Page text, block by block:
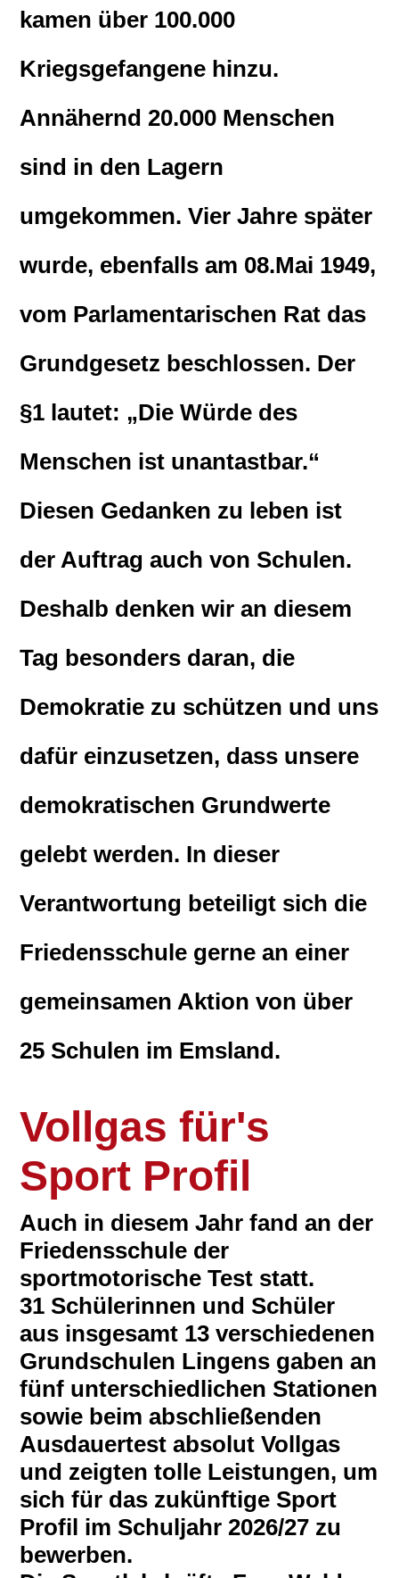
kamen über 100.000
Kriegsgefangene hinzu.
Annähernd 20.000 Menschen
sind in den Lagern
umgekommen. Vier Jahre später
wurde, ebenfalls am 08.Mai 1949,
vom Parlamentarischen Rat das
Grundgesetz beschlossen. Der
§1 lautet: „Die Würde des
Menschen ist unantastbar.“
Diesen Gedanken zu leben ist
der Auftrag auch von Schulen.
Deshalb denken wir an diesem
Tag besonders daran, die
Demokratie zu schützen und uns
dafür einzusetzen, dass unsere
demokratischen Grundwerte
gelebt werden. In dieser
Verantwortung beteiligt sich die
Friedensschule gerne an einer
gemeinsamen Aktion von über
25 Schulen im Emsland.
Vollgas für's
Sport Profil
Auch in diesem Jahr fand an der
Friedensschule der
sportmotorische Test statt.
31 Schülerinnen und Schüler
aus insgesamt 13 verschiedenen
Grundschulen Lingens gaben an
fünf unterschiedlichen Stationen
sowie beim abschließenden
Ausdauertest absolut Vollgas
und zeigten tolle Leistungen, um
sich für das zukünftige Sport
Profil im Schuljahr 2026/27 zu
bewerben.